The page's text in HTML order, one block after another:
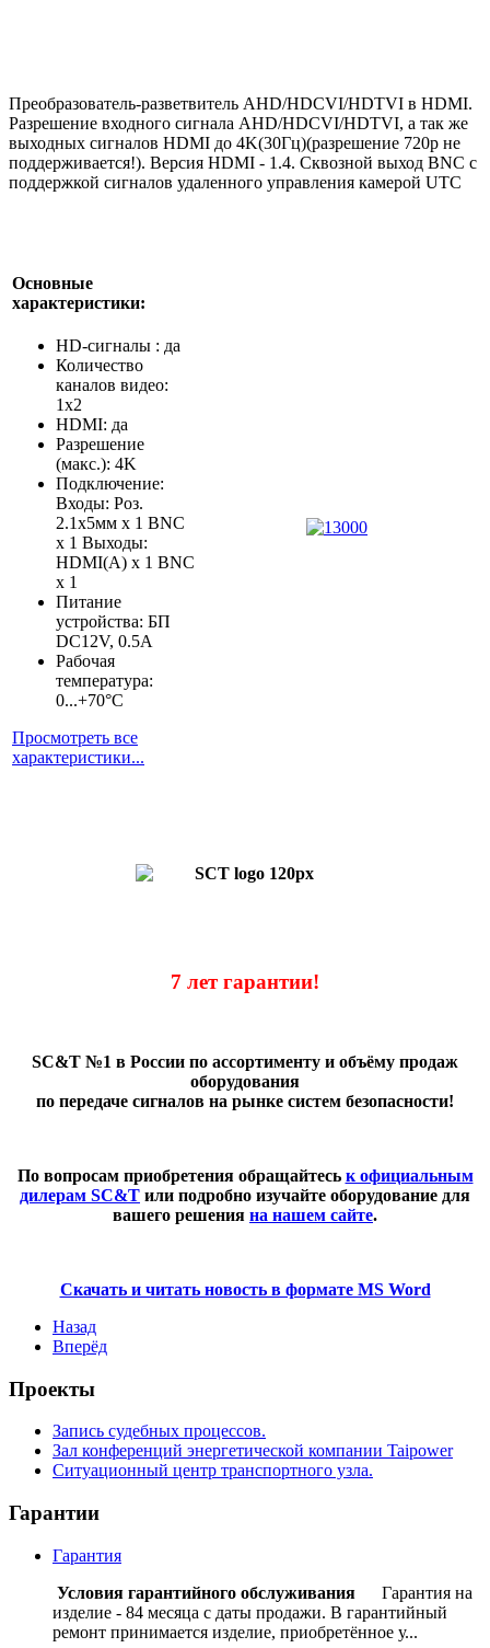
Преобразователь-разветвитель AHD/HDCVI/HDTVI в HDMI.
Разрешение входного сигнала AHD/HDCVI/HDTVI, а так же
выходных сигналов HDMI до 4K(30Гц)(разрешение 720р не
поддерживается!). Версия HDMI - 1.4. Сквозной выход BNC с
поддержкой сигналов удаленного управления камерой UTC
Основные
характеристики:
HD-сигналы : да
Количество
каналов видео:
1х2
HDMI: да
Разрешение
(макс.): 4K
Подключение:
Входы: Роз.
2.1х5мм x 1 BNC
x 1 Выходы:
HDMI(A) х 1 BNC
x 1
Питание
устройства: БП
DC12V, 0.5A
Рабочая
температура:
0...+70°C
Просмотреть все
характеристики...
7 лет гарантии!
SC&T №1 в России по ассортименту и объёму продаж
оборудования
по передаче сигналов на рынке систем безопасности!
По вопросам приобретения обращайтесь к официальным
дилерам SC&T или подробно изучайте оборудование для
вашего решения на нашем сайте.
Скачать и читать новость в формате MS Word
Назад
Вперёд
Проекты
Запись судебных процессов.
Зал конференций энергетической компании Taipower
Ситуационный центр транспортного узла.
Гарантии
Гарантия
Условия гарантийного обслуживания Гарантия на
изделие - 84 месяца с даты продажи. В гарантийный
ремонт принимается изделие, приобретённое у...